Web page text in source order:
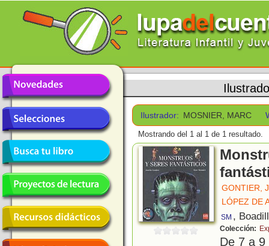
Ilustrador: MOSNIER, MARC
Mostrando del 1 al 1 de 1 resultado.
GONTIER,
LÓPEZ DE
SM ,
Colección:
De 7 a